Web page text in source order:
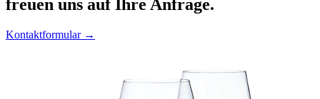
freuen uns auf Ihre Anfrage.
Kontaktformular →